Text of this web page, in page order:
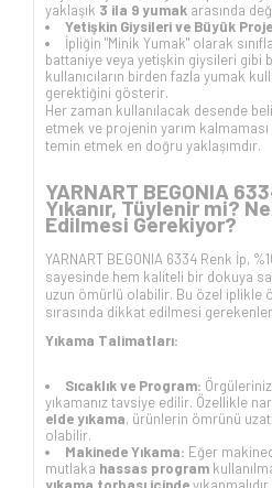
yaklaşık 3 ila 9 yumak arasında
Yetişkin Giysileri ve Büyük
İpliğin "Minik Yumak" olarak
battaniye veya yetişkin giysileri gibi
kullanıcıların birden fazla yumak
gerektiğini gösterir.
Her zaman kullanılacak desende
etmek ve projenin yarım
temin etmek en doğru yaklaşımdır.
YARNART BEGONIA
Yıkanır, Tüylenir mi?
Edilmesi Gerekiyor?
YARNART BEGONIA 6334 Renk İp,
sayesinde hem kaliteli bir dokuya
uzun ömürlü olabilir. Bu özel iplikle
sırasında dikkat edilmesi
Yıkama Talimatları:
Sıcaklık ve Program:
yıkamanız tavsiye edilir. Özellikle
elde yıkama, ürünlerin ömrünü
olabilir.
Makinede Yıkama: Eğer
mutlaka hassas program